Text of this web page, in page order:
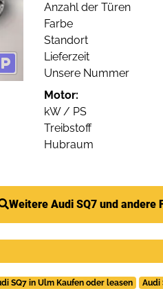
Anzahl der Türen
Farbe
Standort
Lieferzeit
Unsere Nummer
Motor:
kW / PS
Treibstoff
Hubraum
Weitere Audi SQ7 und andere
SQ7 in Ulm Kaufen oder leasen Audi